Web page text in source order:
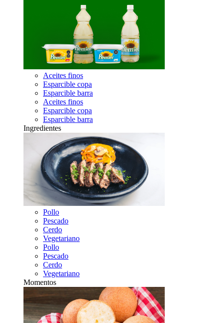
Aceites finos
Esparcible copa
Esparcible barra
Aceites finos
Esparcible copa
Esparcible barra
Ingredientes
Pollo
Pescado
Cerdo
Vegetariano
Pollo
Pescado
Cerdo
Vegetariano
Momentos